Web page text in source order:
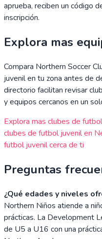
aprueba, reciben un código
inscripción.
Explora mas
Compara Northern Soccer
juvenil en tu zona antes de
directorio facilitan revisar
y equipos cercanos en un
Explora mas clubes de
clubes de futbol juvenil en
futbol juvenil cerca de ti
Preguntas
¿Qué edades y niveles
Northern Niños atiende a
prácticas. La Development
de U5 a U16 con una